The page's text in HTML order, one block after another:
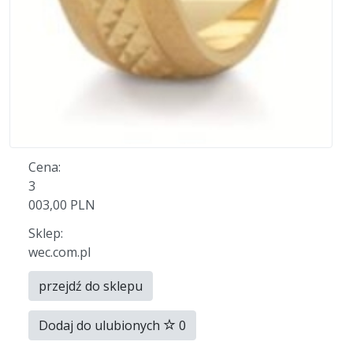
Cena:
3
003,00 PLN
Sklep:
wec.com.pl
przejdź do sklepu
Dodaj do ulubionych
0